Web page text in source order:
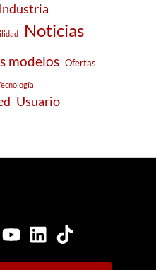
Noticias
modelos Ofertas
Usuario